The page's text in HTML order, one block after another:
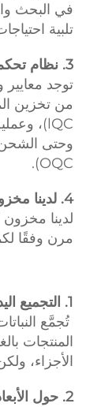
في البحث
تلبية
3. نظام تحكم في الجودة المتقدم
توجد
من تخزين
وحتى
OQC).
4. لدينا مخزون كبير من البضائع
لدينا
مرن وفقًا
1. التجميع اليدوي
تُجمَّع
المنتجات
الأجزاء،
2. حول الأبعاد